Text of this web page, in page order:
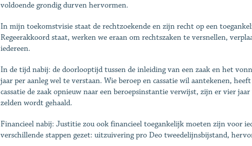
voldoende grondig durven hervormen.
In mijn toekomstvisie staat de rechtzoekende en zijn recht op een
Regeerakkoord staat, werken we eraan om rechtszaken te versnellen,
iedereen.
In de tijd nabij: de doorlooptijd tussen de inleiding van een zaak en het
jaar per aanleg wel te verstaan. Wie beroep en cassatie wil aantekenen,
cassatie de zaak opnieuw naar een beroepsinstantie verwijst, zijn er vier
zelden wordt gehaald.
Financieel nabij: Justitie zou ook financieel toegankelijk moeten zijn voor
verschillende stappen gezet: uitzuivering pro Deo tweedelijnsbijstand,